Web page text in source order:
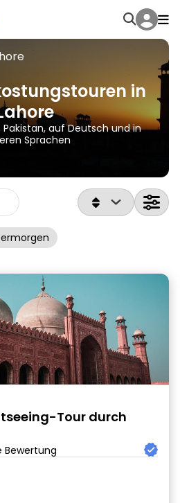
in
Pakistan, auf Deutsch und in
Sprachen
Tour durch
Bewertung